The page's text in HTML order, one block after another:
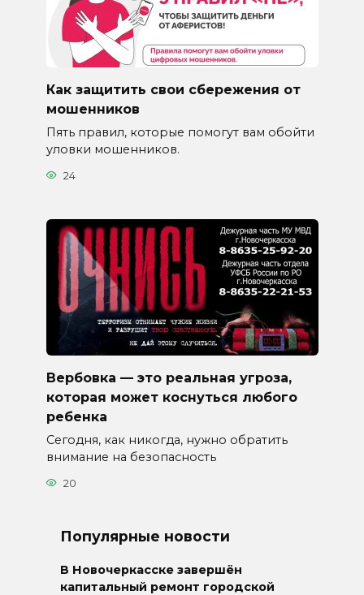
Как защитить свои сбережения от
мошенников
Пять правил, которые помогут вам обойти
уловки мошенников.
24
Вербовка — это реальная угроза,
которая может коснуться любого
ребенка
Сегодня, как никогда, нужно обратить
внимание на безопасность
20
Популярные новости
В Новочеркасске завершён
капитальный ремонт городской